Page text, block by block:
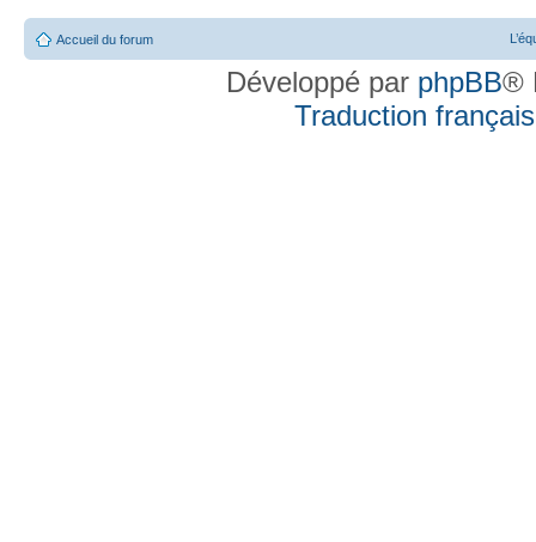
Accueil du forum
Développé par phpBB®
Traduction